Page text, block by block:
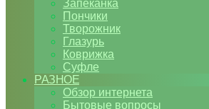
Запеканка
Пончики
Творожник
Глазурь
Коврижка
Суфле
РАЗНОЕ
Обзор интернета
Бытовые вопросы